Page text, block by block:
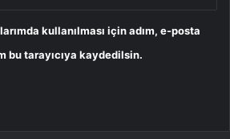
kullanılması için adım, e-posta
bu tarayıcıya kaydedilsin.